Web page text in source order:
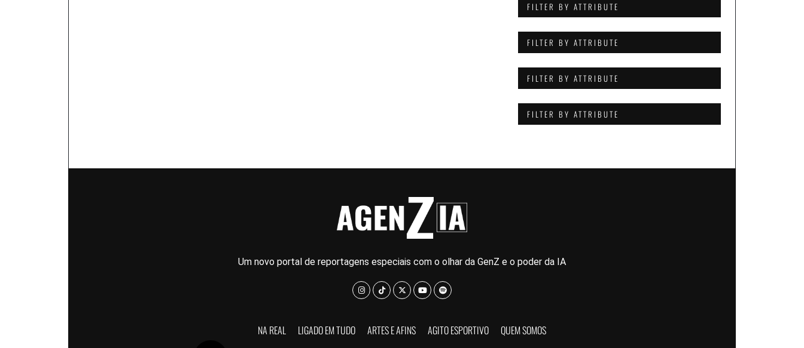
FILTER BY ATTRIBUTE
FILTER BY ATTRIBUTE
FILTER BY ATTRIBUTE
FILTER BY ATTRIBUTE
Um novo portal de reportagens especiais com o olhar da GenZ e o poder da IA
NA REAL LIGADO EM TUDO ARTES E AFINS AGITO ESPORTIVO QUEM SOMOS